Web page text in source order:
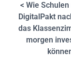
< Wie
DigitalPakt
das
morgen